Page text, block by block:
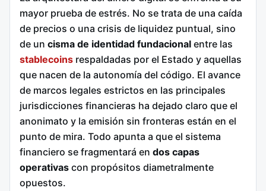
mayor prueba de estrés. No se trata de una caída
de precios o una crisis de liquidez puntual, sino
de un cisma de identidad fundacional entre las
stablecoins respaldadas por el Estado y aquellas
que nacen de la autonomía del código. El avance
de marcos legales estrictos en las principales
jurisdicciones financieras ha dejado claro que el
anonimato y la emisión sin fronteras están en el
punto de mira. Todo apunta a que el sistema
financiero se fragmentará en dos capas
operativas con propósitos diametralmente
opuestos.